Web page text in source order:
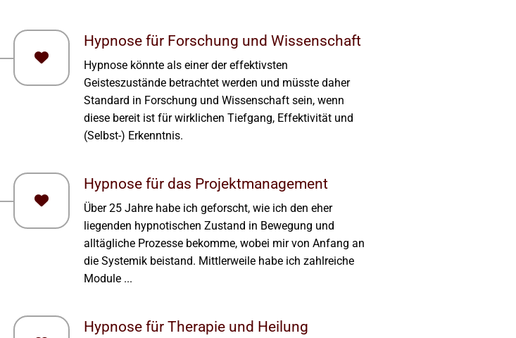
Hypnose für Forschung und Wissenschaft
Hypnose könnte als einer der effektivsten
Geisteszustände betrachtet werden und müsste daher
Standard in Forschung und Wissenschaft sein, wenn
diese bereit ist für wirklichen Tiefgang, Effektivität und
(Selbst-) Erkenntnis.
Hypnose für das Projektmanagement
Über 25 Jahre habe ich geforscht, wie ich den eher
liegenden hypnotischen Zustand in Bewegung und
alltägliche Prozesse bekomme, wobei mir von Anfang an
die Systemik beistand. Mittlerweile habe ich zahlreiche
Module ...
Hypnose für Therapie und Heilung